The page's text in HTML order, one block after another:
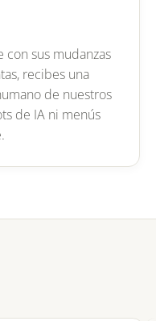
con sus mudanzas
recibes una
de nuestros
de IA ni menús